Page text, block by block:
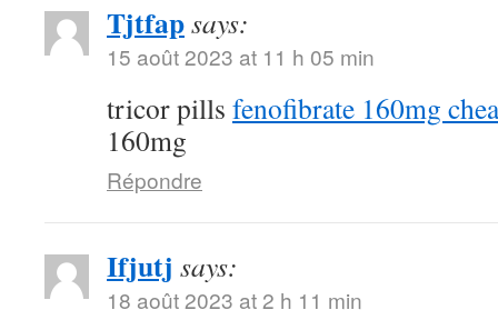
Tjtfapsays:
15 août 2023 at 11 h 05 min
tricor pills fenofibrate 160mg
160mg
Répondre
Ifjutj says:
18 août 2023 at 2 h 11 min